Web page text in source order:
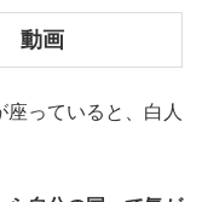
動画
っていると、白人